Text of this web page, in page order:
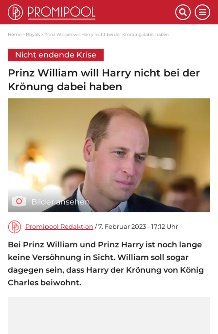
Home Royals Prinz William will Harry nicht bei der Krönung dabei haben
Nicht endende Krise
Prinz William will Harry nicht bei der
Krönung dabei haben
Bilder ansehen
Promipool Redaktion / 7. Februar 2023 - 17:12 Uhr
Bei Prinz William und Prinz Harry ist noch lange
keine Versöhnung in Sicht. William soll sogar
dagegen sein, dass Harry der Krönung von König
Charles beiwohnt.